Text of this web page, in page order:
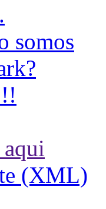
somos
(XML)